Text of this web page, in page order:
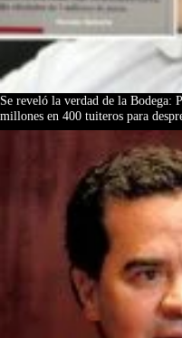
Se reveló la verdad de la Bodega:
millones en 400 tuiteros para